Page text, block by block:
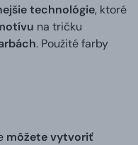
technológie, ktoré
na tričku
. Použité farby
môžete vytvoriť